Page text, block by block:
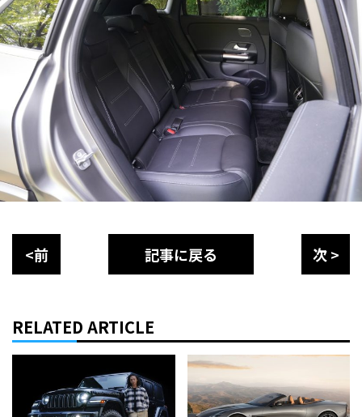
<前 記事に戻る 次 >
RELATED ARTICLE